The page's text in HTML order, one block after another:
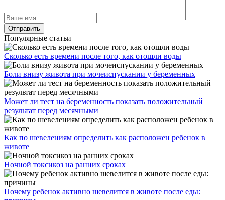
Популярные статьи
Сколько есть времени после того, как отошли воды
Боли внизу живота при мочеиспускании у беременных
Может ли тест на беременность показать положительный
результат перед месячными
Как по шевелениям определить как расположен ребенок в
животе
Ночной токсикоз на ранних сроках
Почему ребенок активно шевелится в животе после еды: